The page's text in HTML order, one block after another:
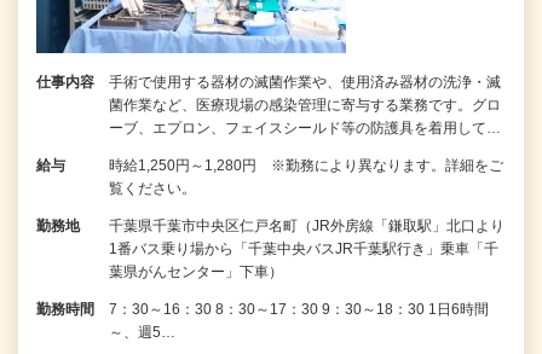
仕事内容
手術で使用する器材の滅菌作業や、使用済み器材の洗浄・滅
菌作業など、医療現場の感染管理に寄与する業務です。グロ
ーブ、エプロン、フェイスシールド等の防護具を着用して…
給与
時給1,250円～1,280円 ※勤務により異なります。詳細をご
覧ください。
勤務地
千葉県千葉市中央区仁戸名町（JR外房線「鎌取駅」北口より
1番バス乗り場から「千葉中央バスJR千葉駅行き」乗車「千
葉県がんセンター」下車）
勤務時間
7：30～16：30 8：30～17：30 9：30～18：30 1日6時間
～、週5…